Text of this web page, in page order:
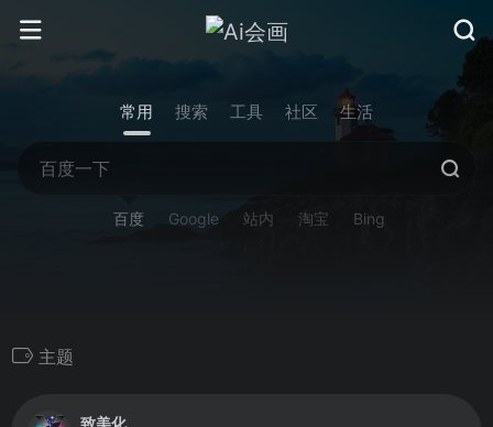
常用 搜索 工具 社区 生活
百度 Google 站内 淘宝 Bing
主题
致美化